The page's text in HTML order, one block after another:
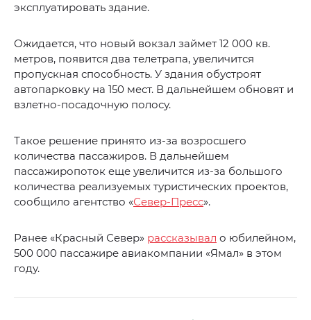
эксплуатировать здание.
Ожидается, что новый вокзал займет 12 000 кв.
метров, появится два телетрапа, увеличится
пропускная способность. У здания обустроят
автопарковку на 150 мест. В дальнейшем обновят и
взлетно-посадочную полосу.
Такое решение принято из-за возросшего
количества пассажиров. В дальнейшем
пассажиропоток еще увеличится из-за большого
количества реализуемых туристических проектов,
сообщило агентство «Север-Пресс».
Ранее «Красный Север» рассказывал о юбилейном,
500 000 пассажире авиакомпании «Ямал» в этом
году.